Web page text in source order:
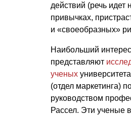
действий (речь идет
привычках,
и «своеобразных»
Наибольший
представляют
ученых
(отдел маркетинга)
руководством
Рассел. Эти ученые